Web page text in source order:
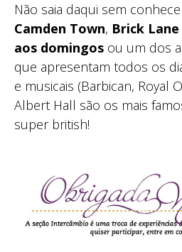
Não saia daqui sem
Camden Town, Brick
aos domingos ou um dos
que apresentam todos os
e musicais (Barbican, Royal
Albert Hall são os mais
super british!